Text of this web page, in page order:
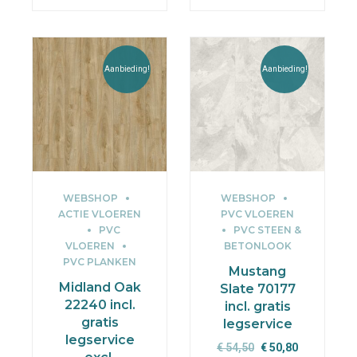
Aanbieding!
WEBSHOP
ACTIE VLOEREN
PVC
VLOEREN
PVC PLANKEN
Midland Oak
22240 incl.
gratis
legservice
Aanbieding!
WEBSHOP
PVC VLOEREN
PVC STEEN &
BETONLOOK
Mustang
Slate 70177
incl. gratis
legservice
€54,50 Oorspronkelijke
€50,80Huidige